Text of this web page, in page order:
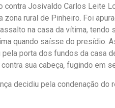
contra Josivaldo Carlos Leite
zona rural de Pinheiro. Foi
na casa da vítima,
quando saísse do presídio.
porta dos fundos da casa
sua cabeça, fugindo em
decidiu pela condenação